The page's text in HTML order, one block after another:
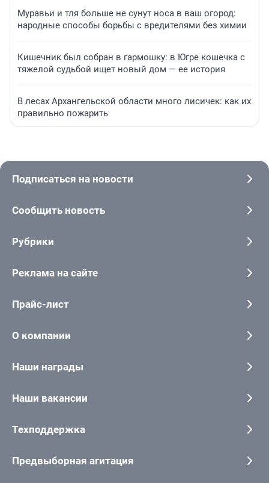
Муравьи и тля больше не сунут носа в ваш огород:
народные способы борьбы с вредителями без химии
Кишечник был собран в гармошку: в Югре кошечка с
тяжелой судьбой ищет новый дом — ее история
В лесах Архангельской области много лисичек: как их
правильно пожарить
Подписаться на новости
Сообщить новость
Рубрики
Реклама на сайте
Прайс-лист
О компании
Наши награды
Наши вакансии
Техподдержка
Предвыборная агитация